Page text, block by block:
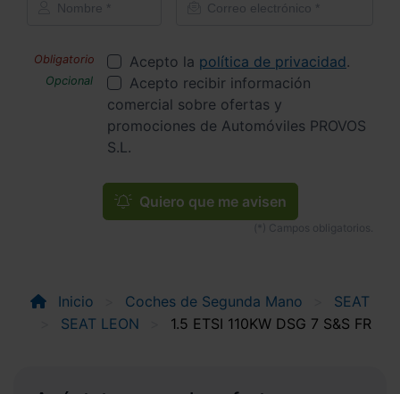
Acepto la política de privacidad.
Acepto recibir información
comercial sobre ofertas y
promociones de Automóviles PROVOS
S.L.
Quiero que me avisen
Inicio Coches de Segunda Mano
SEAT
SEAT LEON
1.5 ETSI 110KW DSG 7 S&S FR